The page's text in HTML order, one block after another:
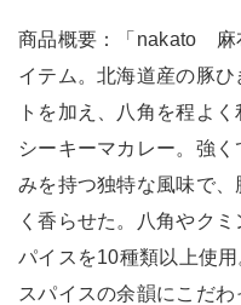
商品概要：「nakato 麻
イテム。北海道産の豚
トを加え、八角を程よ
シーキーマカレー。強
みを持つ独特な風味で
く香らせた。八角やク
パイスを10種類以上使
スパイスの余韻にこだ